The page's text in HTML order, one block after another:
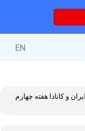
EN
و کانادا هفته چهارم